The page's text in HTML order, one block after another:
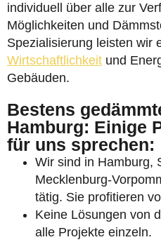
individuell über alle zur
Möglichkeiten und
Spezialisierung leisten wir
Wirtschaftlichkeit und
Gebäuden.
Bestens
Hamburg: Einige
für uns sprechen:
Wir sind in Hamburg,
Mecklenburg-
tätig. Sie profitieren
Keine Lösungen von
alle Projekte einzeln.